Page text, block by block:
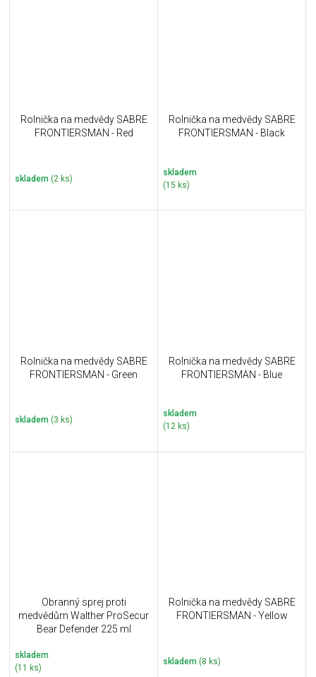
Rolnička na medvědy SABRE
FRONTIERSMAN - Red
skladem (2 ks)
Rolnička na medvědy SABRE
FRONTIERSMAN - Black
skladem
(15 ks)
Rolnička na medvědy SABRE
FRONTIERSMAN - Green
skladem (3 ks)
Rolnička na medvědy SABRE
FRONTIERSMAN - Blue
skladem
(12 ks)
Obranný sprej proti
medvědům Walther ProSecur
Bear Defender 225 ml
skladem
(11 ks)
Rolnička na medvědy SABRE
FRONTIERSMAN - Yellow
skladem (8 ks)